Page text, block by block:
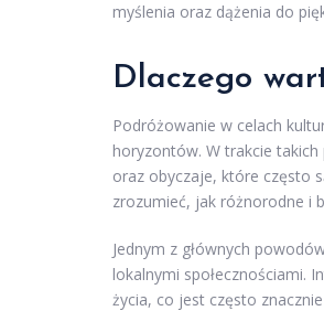
myślenia oraz dążenia do
Dlaczego
Podróżowanie w celach
horyzontów. W trakcie
oraz obyczaje, które często
zrozumieć, jak różnorodne i
Jednym z głównych
lokalnymi społecznościami.
życia, co jest często